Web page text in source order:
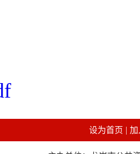
设为首页 加